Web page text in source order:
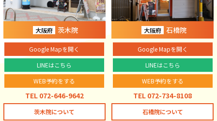
大阪府 茨木院
Google Mapを開く
LINEはこちら
WEB予約をする
TEL 072-646-9642
茨木院について
大阪府 石橋院
Google Mapを開く
LINEはこちら
WEB予約をする
TEL 072-734-8108
石橋院について